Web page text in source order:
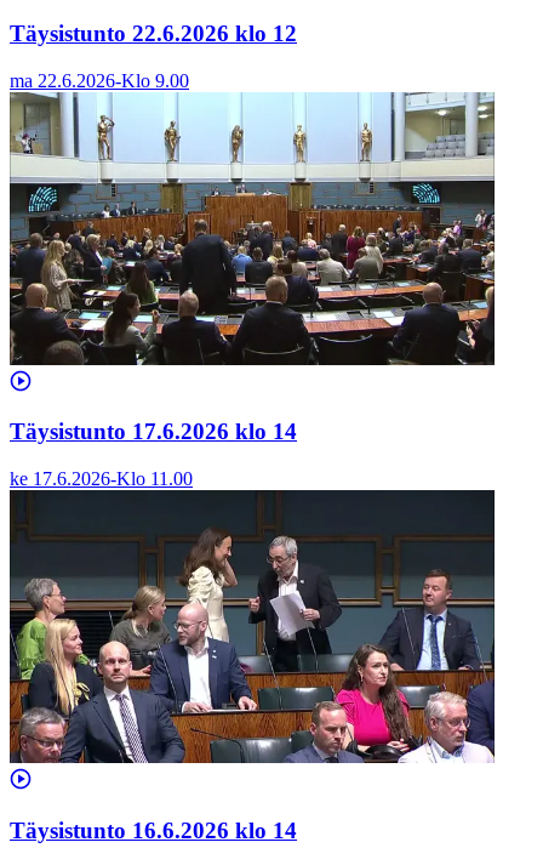
Täysistunto 22.6.2026 klo 12
ma 22.6.2026-Klo 9.00
Täysistunto 17.6.2026 klo 14
ke 17.6.2026-Klo 11.00
Täysistunto 16.6.2026 klo 14